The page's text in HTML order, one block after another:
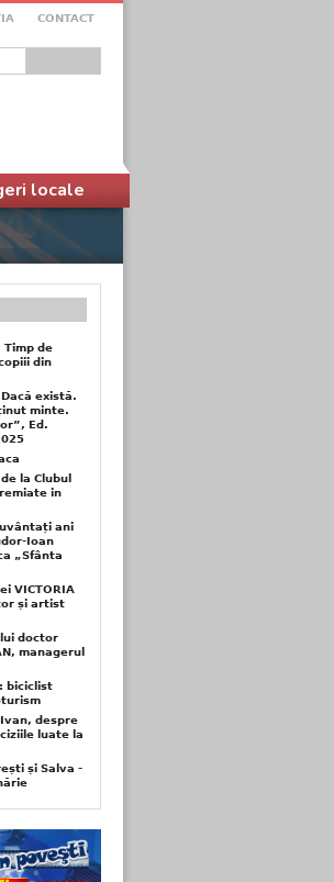
CONTACT
locale
Timp de
din
există.
minte.
Ed.
la Clubul
in
ani
Ioan
„Sfânta
VICTORIA
și artist
doctor
managerul
biciclist
despre
luate la
și Salva -